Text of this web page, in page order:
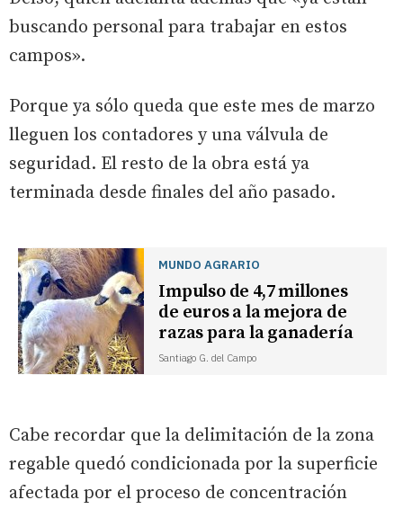
buscando personal para trabajar en estos
campos».
Porque ya sólo queda que este mes de marzo
lleguen los contadores y una válvula de
seguridad. El resto de la obra está ya
terminada desde finales del año pasado.
MUNDO AGRARIO
Impulso de 4,7 millones
de euros a la mejora de
razas para la ganadería
Santiago G. del Campo
Cabe recordar que la delimitación de la zona
regable quedó condicionada por la superficie
afectada por el proceso de concentración